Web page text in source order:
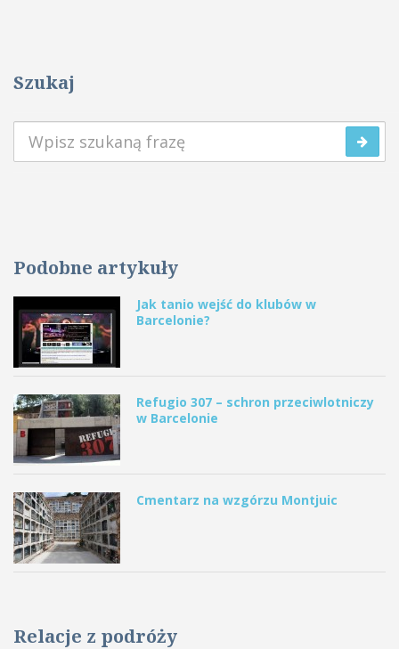
Szukaj
Podobne artykuły
Jak tanio wejść do klubów w
Barcelonie?
Refugio 307 – schron przeciwlotniczy
w Barcelonie
Cmentarz na wzgórzu Montjuic
Relacje z podróży